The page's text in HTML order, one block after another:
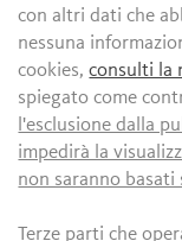
con altri dati che
nessuna
cookies,consulti la
spiegato come
l'esclusione dalla
impedirà la
non saranno basati
Terze parti che